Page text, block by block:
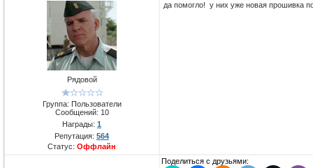
Рядовой
Группа: Пользователи
Сообщений: 10
Награды: 1
Репутация: 564
Статус: Оффлайн
да помогло! у них уже новая прошивка
Поделиться с друзьями: